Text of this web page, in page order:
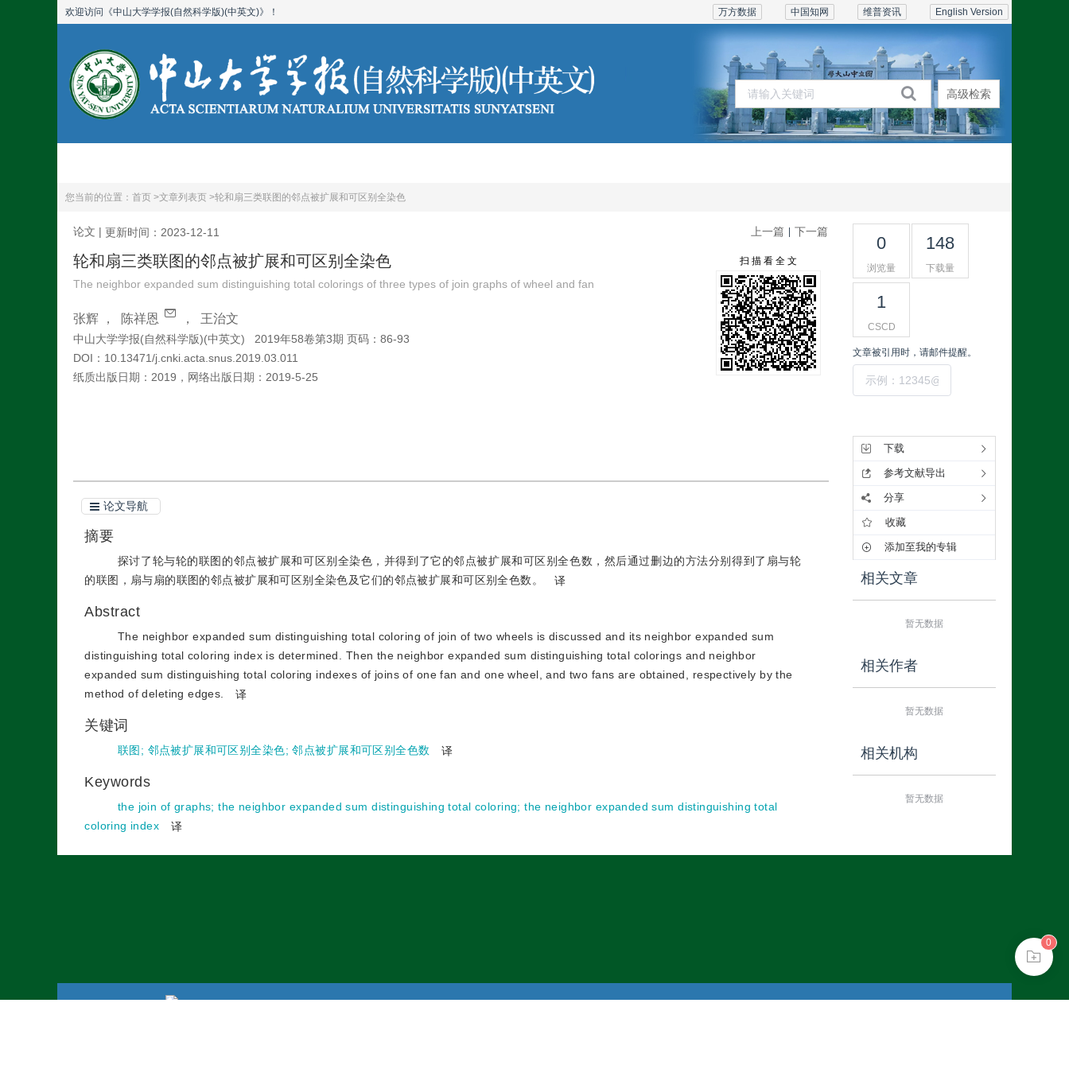
欢迎访问《中山大学学报(自然科学版)(中英文)》！ English Version
维普资讯
中国知网
万方数据
高级检索
您当前的位置： 首页 >文章列表页 >轮和扇三类联图的邻点被扩展和可区别全染色
论文 | 更新时间：2023-12-11 上一篇 下一篇
轮和扇三类联图的邻点被扩展和可区别全染色
The neighbor expanded sum distinguishing total colorings of three types of join graphs of wheel and fan
张辉 ， 陈祥恩 ， 王治文
中山大学学报(自然科学版)(中英文)
2019年58卷第3期 页码：86-93
DOI： 10.13471/j.cnki.acta.snus.2019.03.011
纸质出版日期： 2019 ， 网络出版日期： 2019-5-25
扫 描 看 全 文
论文导航
摘要
探讨了轮与轮的联图的邻点被扩展和可区别全染色，并得到了它的邻点被扩展和可区别全色数，然后通过删边的方法分别得到了扇与轮
的联图，扇与扇的联图的邻点被扩展和可区别全染色及它们的邻点被扩展和可区别全色数。
译
Abstract
The neighbor expanded sum distinguishing total coloring of join of two wheels is discussed and its neighbor expanded sum
distinguishing total coloring index is determined. Then the neighbor expanded sum distinguishing total colorings and neighbor
expanded sum distinguishing total coloring indexes of joins of one fan and one wheel, and two fans are obtained, respectively by the
method of deleting edges.
译
关键词
联图 ; 邻点被扩展和可区别全染色;邻点被扩展和可区别全色数 译
Keywords
the join of graphs;the neighbor expanded sum distinguishing total coloring;the neighbor expanded sum distinguishing total
coloring index
译
0
浏览量
148
下载量
1
CSCD
文章被引用时，请邮件提醒。
下载
参考文献导出
分享
收藏
添加至我的专辑
相关文章
暂无数据
相关作者
暂无数据
相关机构
暂无数据
0